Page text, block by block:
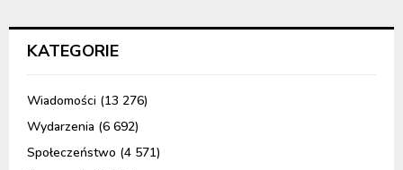
KATEGORIE
Wiadomości (13 276)
Wydarzenia (6 692)
Społeczeństwo (4 571)